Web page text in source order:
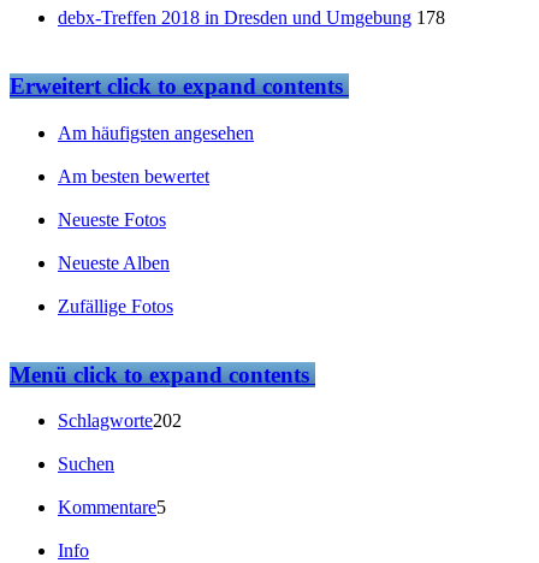
debx-Treffen 2018 in Dresden und Umgebung 178
Erweitertclick to expand contents
Am häufigsten angesehen
Am besten bewertet
Neueste Fotos
Neueste Alben
Zufällige Fotos
Menüclick to expand contents
Schlagworte202
Suchen
Kommentare5
Info